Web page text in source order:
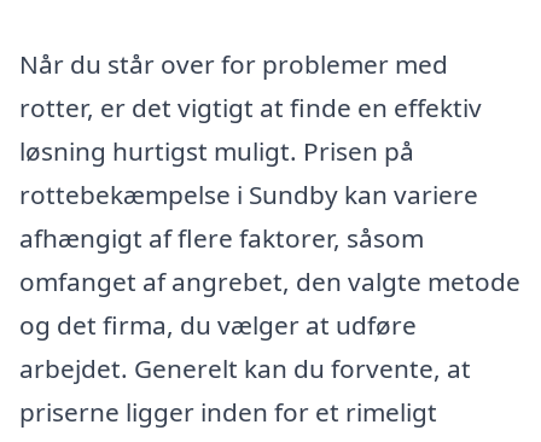
Når du står over for problemer med
rotter, er det vigtigt at finde en effektiv
løsning hurtigst muligt. Prisen på
rottebekæmpelse i Sundby kan variere
afhængigt af flere faktorer, såsom
omfanget af angrebet, den valgte metode
og det firma, du vælger at udføre
arbejdet. Generelt kan du forvente, at
priserne ligger inden for et rimeligt